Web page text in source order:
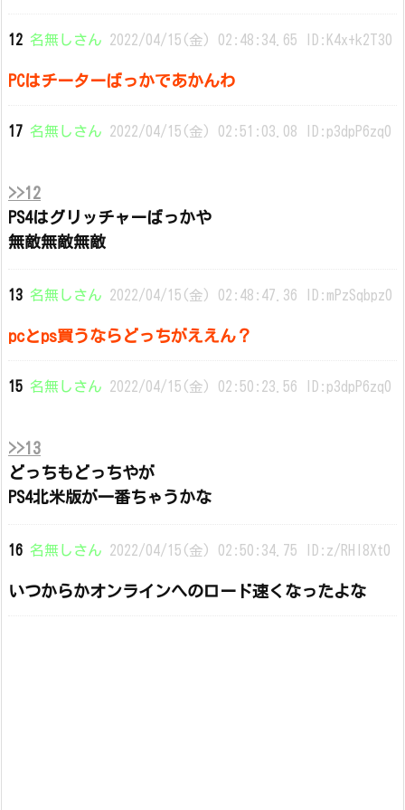
12 名無しさん 2022/04/15(金) 02:48:34.65 ID:K4x+k2T30
PCはチーターばっかであかんわ
17 名無しさん 2022/04/15(金) 02:51:03.08 ID:p3dpP6zq0
>>12
PS4はグリッチャーばっかや
無敵無敵無敵
13 名無しさん 2022/04/15(金) 02:48:47.36 ID:mPzSqbpz0
pcとps買うならどっちがええん？
15 名無しさん 2022/04/15(金) 02:50:23.56 ID:p3dpP6zq0
>>13
どっちもどっちやが
PS4北米版が一番ちゃうかな
16 名無しさん 2022/04/15(金) 02:50:34.75 ID:z/RHl8Xt0
いつからかオンラインへのロード速くなったよな